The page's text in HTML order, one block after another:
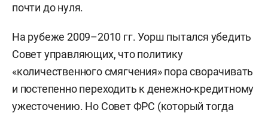
почти до нуля.
На рубеже 2009–2010 гг. Уорш пытался убедить
Совет управляющих, что политику
«количественного смягчения» пора сворачивать
и постепенно переходить к денежно-кредитному
ужесточению. Но Совет ФРС (который тогда